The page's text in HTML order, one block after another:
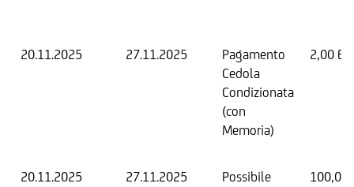
20.11.2025 27.11.2025
Pagamento
Cedola
Condizionata
(con
Memoria)
2,00
20.11.2025 27.11.2025
Possibile
100,00